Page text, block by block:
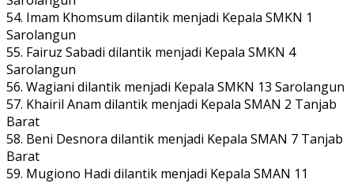
54. Imam Khomsum dilantik menjadi Kepala SMKN 1
Sarolangun
55. Fairuz Sabadi dilantik menjadi Kepala SMKN 4
Sarolangun
56. Wagiani dilantik menjadi Kepala SMKN 13 Sarolangun
57. Khairil Anam dilantik menjadi Kepala SMAN 2 Tanjab
Barat
58. Beni Desnora dilantik menjadi Kepala SMAN 7 Tanjab
Barat
59. Mugiono Hadi dilantik menjadi Kepala SMAN 11